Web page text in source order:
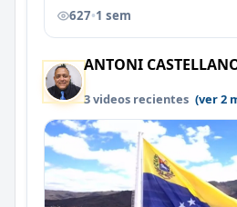
627•1 sem
ANTONI
3 videos recientes (ver 2